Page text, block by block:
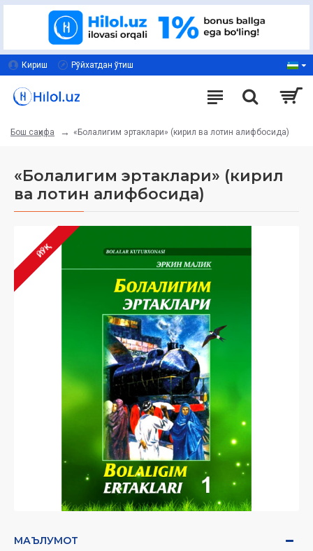
Кириш Рўйхатдан ўтиш
Бош саҳифа «Болалигим эртаклари» (кирил ва лотин алифбосида)
«Болалигим эртаклари» (кирил
ва лотин алифбосида)
ЙЎҚ
МАЪЛУМОТ